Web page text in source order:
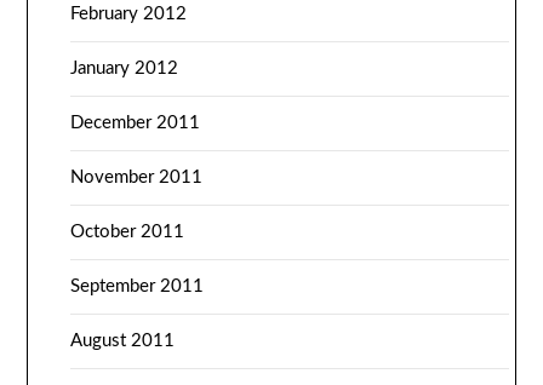
February 2012
January 2012
December 2011
November 2011
October 2011
September 2011
August 2011